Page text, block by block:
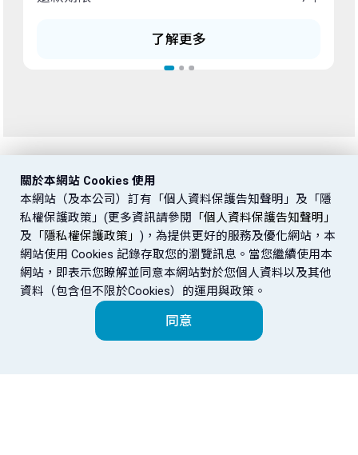
了解更多
關於本網站 Cookies 使用
本網站（及本公司）訂有「個人資料保護告知聲明」及「隱
私權保護政策」(更多資訊請參閱 「個人資料保護告知聲明」
及 「隱私權保護政策」)，為提供更好的服務及優化網站，本
網站使用 Cookies 記錄存取您的瀏覽訊息。當您繼續使用本
網站，即表示您瞭解並同意本網站對於您個人資料以及其他
資料（包含但不限於Cookies）的運用與政策。
同意